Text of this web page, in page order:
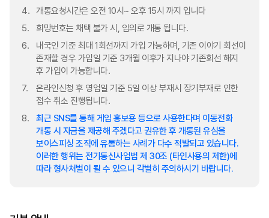
개통요청시간은 오전 10시~ 오후 15시 까지 입니다
희망번호는 채택 불가 시, 임의로 개통 됩니다.
내국인 기준 최대 1회선까지 가입 가능하며, 기존 이야기 회선이
존재할 경우 가입일 기준 3개월 이후가 지나야 기존회선 해지
후 가입이 가능합니다.
온라인신청 후 영업일 기준 5일 이상 부재시 장기부재로 인한
접수 취소 진행됩니다.
최근 SNS를 통해 게임 홍보용 등으로 사용한다며 이동전화
개통 시 자금을 제공해 주겠다고 권유한 후 개통된 유심을
보이스피싱 조직에 유통하는 사례가 다수 적발되고 있습니다.
이러한 행위는 전기통신사업법 제 30조 (타인사용의 제한)에
따라 형사처벌이 될 수 있으니 각별히 주의하시기 바랍니다.